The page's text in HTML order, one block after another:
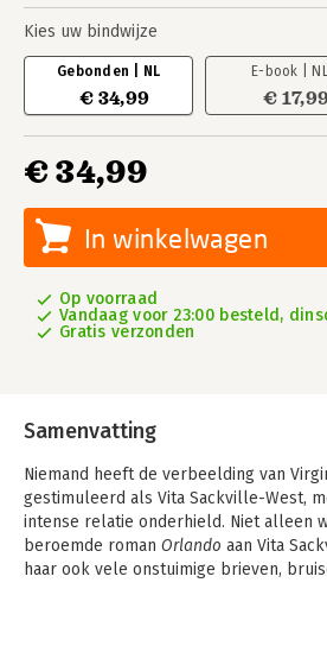
Kies uw bindwijze
Gebonden | NL
€ 34,99
E-book |
€
€ 34,99
In winkelwagen
Op voorraad
Vandaag voor 23:00 besteld,
Gratis verzonden
Samenvatting
Niemand heeft de verbeelding van
gestimuleerd als Vita Sackville-West,
intense relatie onderhield. Niet alleen
beroemde roman Orlando aan Vita
haar ook vele onstuimige brieven,